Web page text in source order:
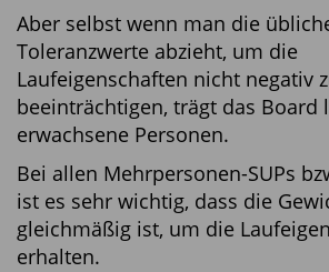
Aber selbst wenn man die
Toleranzwerte abzieht, um die
Laufeigenschaften nicht negativ
beeinträchtigen, trägt das Board
erwachsene Personen.
Bei allen Mehrpersonen-SUPs
ist es sehr wichtig, dass die
gleichmäßig ist, um die
erhalten.